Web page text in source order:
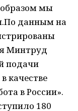
образом мы
данным на
Минтруд
подачи
качестве
в России».
180